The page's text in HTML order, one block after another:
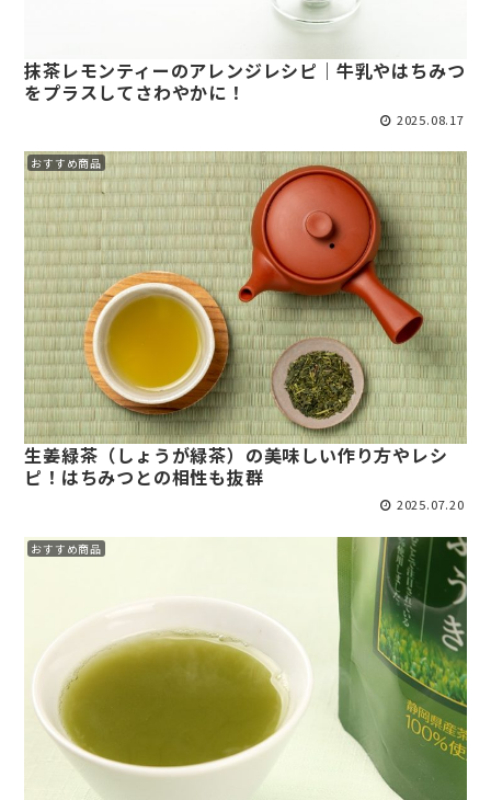
抹茶レモンティーのアレンジレシピ｜牛乳やはちみつ
をプラスしてさわやかに！
2025.08.17
おすすめ商品
生姜緑茶（しょうが緑茶）の美味しい作り方やレシ
ピ！はちみつとの相性も抜群
2025.07.20
おすすめ商品